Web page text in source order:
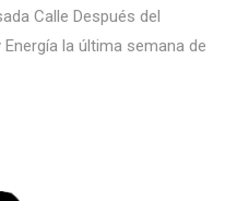
Calle Después del
la última semana de